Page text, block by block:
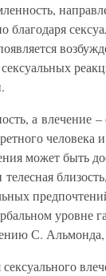
благодаря
а влечение
человека
может быть
уровне
С. Альмонда,